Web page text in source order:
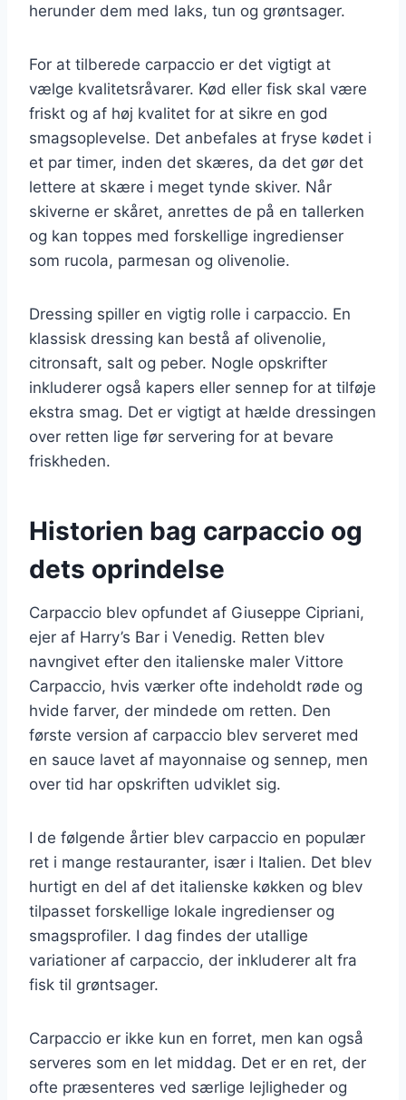
herunder dem med laks, tun og grøntsager.
For at tilberede carpaccio er det vigtigt at
vælge kvalitetsråvarer. Kød eller fisk skal være
friskt og af høj kvalitet for at sikre en god
smagsoplevelse. Det anbefales at fryse kødet i
et par timer, inden det skæres, da det gør det
lettere at skære i meget tynde skiver. Når
skiverne er skåret, anrettes de på en tallerken
og kan toppes med forskellige ingredienser
som rucola, parmesan og olivenolie.
Dressing spiller en vigtig rolle i carpaccio. En
klassisk dressing kan bestå af olivenolie,
citronsaft, salt og peber. Nogle opskrifter
inkluderer også kapers eller sennep for at tilføje
ekstra smag. Det er vigtigt at hælde dressingen
over retten lige før servering for at bevare
friskheden.
Historien bag carpaccio og
dets oprindelse
Carpaccio blev opfundet af Giuseppe Cipriani,
ejer af Harry’s Bar i Venedig. Retten blev
navngivet efter den italienske maler Vittore
Carpaccio, hvis værker ofte indeholdt røde og
hvide farver, der mindede om retten. Den
første version af carpaccio blev serveret med
en sauce lavet af mayonnaise og sennep, men
over tid har opskriften udviklet sig.
I de følgende årtier blev carpaccio en populær
ret i mange restauranter, især i Italien. Det blev
hurtigt en del af det italienske køkken og blev
tilpasset forskellige lokale ingredienser og
smagsprofiler. I dag findes der utallige
variationer af carpaccio, der inkluderer alt fra
fisk til grøntsager.
Carpaccio er ikke kun en forret, men kan også
serveres som en let middag. Det er en ret, der
ofte præsenteres ved særlige lejligheder og